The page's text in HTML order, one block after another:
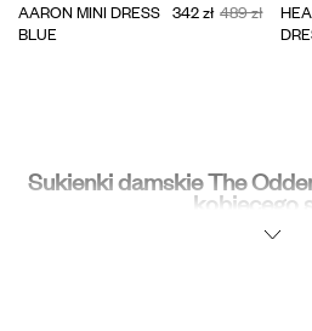
AARON MINI DRESS
BLUE
342 zł 489 zł
Sukienki damskie The
kobiecego
W The Odder Side sukienka to nie tylko